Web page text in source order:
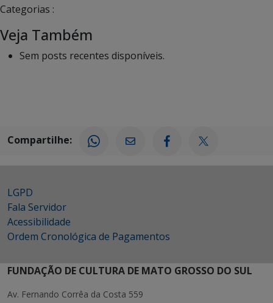
Categorias :
Veja Também
Sem posts recentes disponíveis.
Compartilhe:
LGPD
Fala Servidor
Acessibilidade
Ordem Cronológica de Pagamentos
FUNDAÇÃO DE CULTURA DE MATO GROSSO DO SUL
Av. Fernando Corrêa da Costa 559